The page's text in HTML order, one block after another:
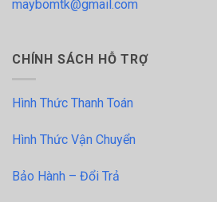
maybomtk@gmail.com
CHÍNH SÁCH HỖ TRỢ
Hình Thức Thanh Toán
Hình Thức Vận Chuyển
Bảo Hành – Đổi Trả